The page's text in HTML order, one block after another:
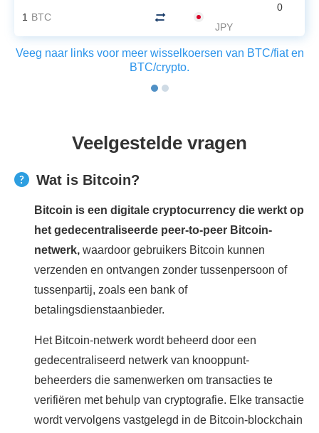
1 BTC
0
JPY
Veeg naar links voor meer wisselkoersen van BTC/fiat en
BTC/crypto.
Veelgestelde vragen
Wat is Bitcoin?
Bitcoin is een digitale cryptocurrency die werkt op
het gedecentraliseerde peer-to-peer Bitcoin-
netwerk, waardoor gebruikers Bitcoin kunnen
verzenden en ontvangen zonder tussenpersoon of
tussenpartij, zoals een bank of
betalingsdienstaanbieder.
Het Bitcoin-netwerk wordt beheerd door een
gedecentraliseerd netwerk van knooppunt-
beheerders die samenwerken om transacties te
verifiëren met behulp van cryptografie. Elke transactie
wordt vervolgens vastgelegd in de Bitcoin-blockchain